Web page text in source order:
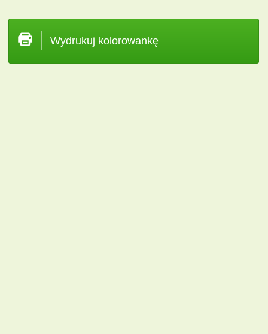
Wydrukuj kolorowankę